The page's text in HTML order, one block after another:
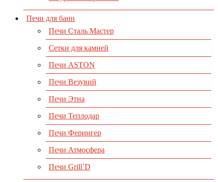
Печи для бани
Печи Сталь Мастер
Сетки для камней
Печи ASTON
Печи Везувий
Печи Этна
Печи Теплодар
Печи Ферингер
Печи Атмосфера
Печи Grill`D